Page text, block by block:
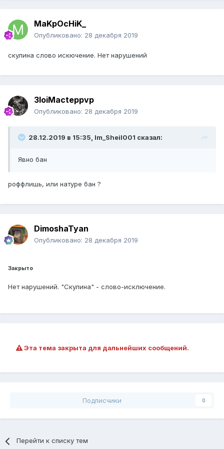
MaKpOcHiK_
Опубликовано: 28 декабря 2019
скулина слово искючение. Нет нарушений
3loiMacteppvp
Опубликовано: 28 декабря 2019
28.12.2019 в 15:35, Im_Sheil001 сказал:
Явно бан
роффлишь, или натуре бан ?
DimoshaTyan
Опубликовано: 28 декабря 2019
Закрыто
Нет нарушений. "Скулина" - слово-исключение.
Эта тема закрыта для дальнейших сообщений.
Подписчики 0
Перейти к списку тем